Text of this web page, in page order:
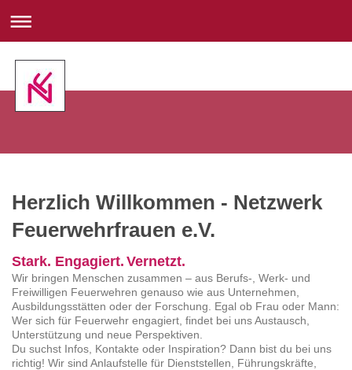
Herzlich Willkommen - Netzwerk
Feuerwehrfrauen e.V.
Stark. Engagiert. Vernetzt.
Wir bringen Menschen zusammen – aus Berufs-, Werk- und
Freiwilligen Feuerwehren genauso wie aus Unternehmen,
Ausbildungsstätten oder der Forschung. Egal ob Frau oder Mann:
Wer sich für Feuerwehr engagiert, findet bei uns Austausch,
Unterstützung und neue Perspektiven.
Du suchst Infos, Kontakte oder Inspiration? Dann bist du bei uns
richtig! Wir sind Anlaufstelle für Dienststellen, Führungskräfte,